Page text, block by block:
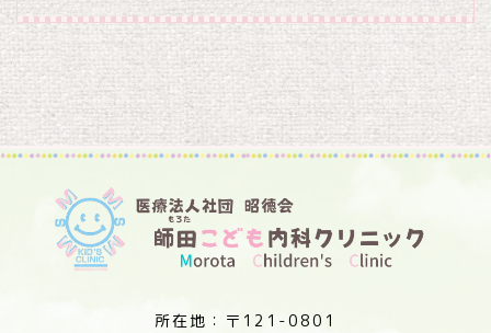
所在地：〒121-0801